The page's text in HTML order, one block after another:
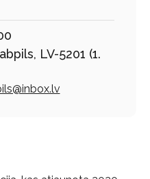
LV-5201 (1.